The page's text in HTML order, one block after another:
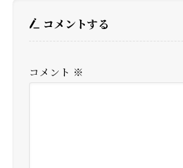
コメントする
コメント ※